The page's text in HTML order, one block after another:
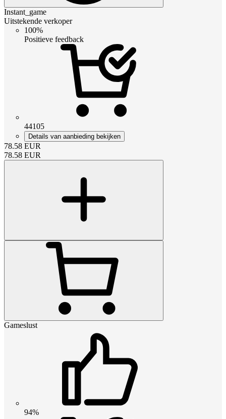
Instant_game
Uitstekende verkoper
100%
Positieve feedback
44105
Details van aanbieding bekijken
78.58 EUR
78.58 EUR
Gameslust
94%